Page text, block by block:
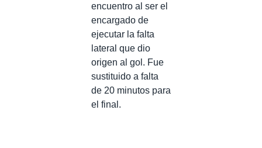
encuentro al ser el
encargado de
ejecutar la falta
lateral que dio
origen al gol. Fue
sustituido a falta
de 20 minutos para
el final.